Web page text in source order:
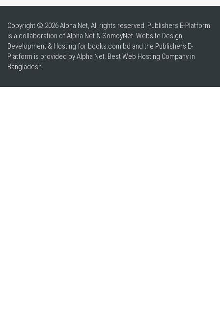
Copyright © 2026 Alpha Net, All rights reserved. Publishers E-Platform
is a collaboration of Alpha Net & SomoyNet. Website Design,
Development & Hosting for books.com.bd and the Publishers E-
Platform is provided by Alpha Net. BestWeb Hosting Company in
Bangladesh.